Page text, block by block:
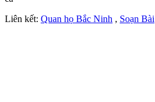
Liên kết: Quan họ Bắc Ninh , Soạn Bài